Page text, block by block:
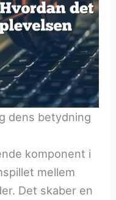
dens betydning
komponent i
mellem
Det skaber en